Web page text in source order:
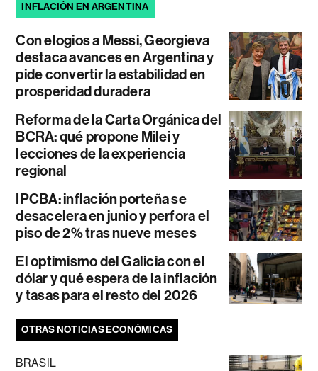
INFLACIÓN EN ARGENTINA
Con elogios a Messi, Georgieva
destaca avances en Argentina y
pide convertir la estabilidad en
prosperidad duradera
Reforma de la Carta Orgánica del
BCRA: qué propone Milei y
lecciones de la experiencia
regional
IPCBA: inflación porteña se
desacelera en junio y perfora el
piso de 2% tras nueve meses
El optimismo del Galicia con el
dólar y qué espera de la inflación
y tasas para el resto del 2026
OTRAS NOTICIAS ECONÓMICAS
BRASIL